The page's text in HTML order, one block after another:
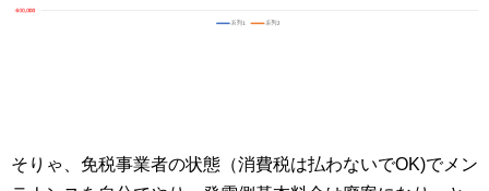
そりゃ、免税事業者の状態（消費税は払わないでOK)でメン